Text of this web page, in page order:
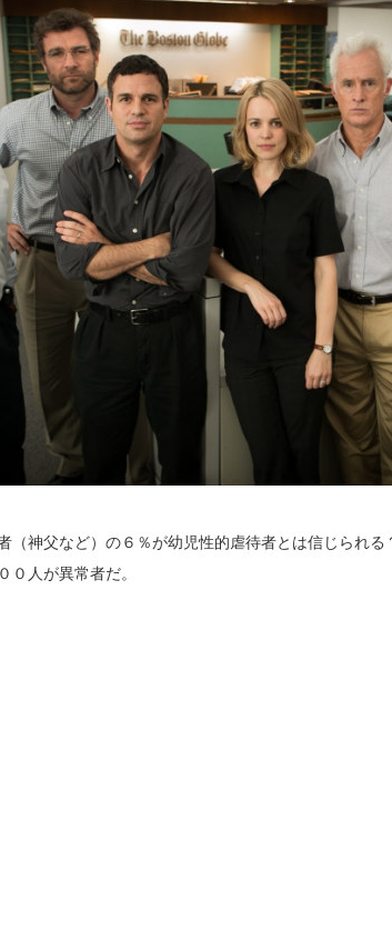
（神父など）の６％が幼児性的虐待者とは信じられ
０人が異常者だ。